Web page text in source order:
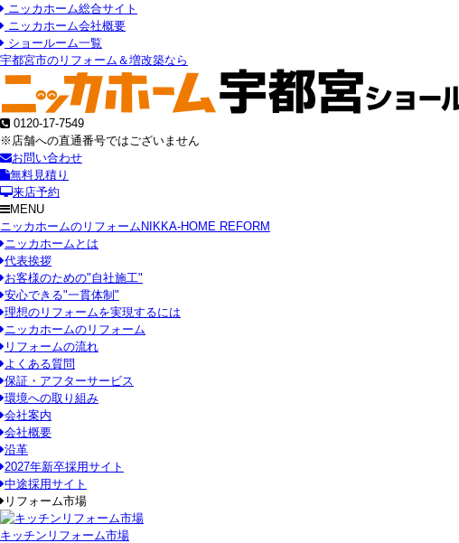
ニッカホーム総合サイト
ニッカホーム会社概要
ショールーム一覧
宇都宮市のリフォーム＆増改築なら
0120-17-7549
※店舗への直通番号ではございません
お問い合わせ
無料見積り
来店予約
MENU
ニッカホームのリフォーム NIKKA-HOME REFORM
ニッカホームとは
代表挨拶
お客様のための"自社施工"
安心できる"一貫体制"
理想のリフォームを実現するには
ニッカホームのリフォーム
リフォームの流れ
よくある質問
保証・アフターサービス
環境への取り組み
会社案内
会社概要
沿革
2027年新卒採用サイト
中途採用サイト
リフォーム市場
キッチンリフォーム市場